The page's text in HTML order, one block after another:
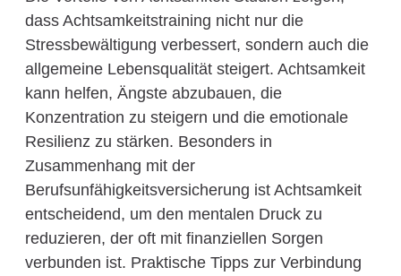
dass Achtsamkeitstraining nicht nur die
Stressbewältigung verbessert, sondern auch die
allgemeine Lebensqualität steigert. Achtsamkeit
kann helfen, Ängste abzubauen, die
Konzentration zu steigern und die emotionale
Resilienz zu stärken. Besonders in
Zusammenhang mit der
Berufsunfähigkeitsversicherung ist Achtsamkeit
entscheidend, um den mentalen Druck zu
reduzieren, der oft mit finanziellen Sorgen
verbunden ist. Praktische Tipps zur Verbindung